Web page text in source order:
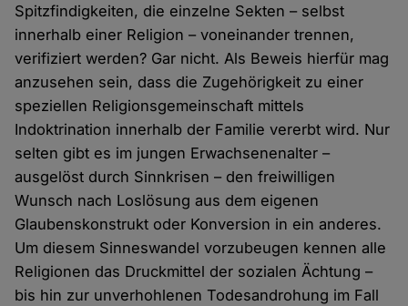
Spitzfindigkeiten, die einzelne Sekten – selbst
innerhalb einer Religion – voneinander trennen,
verifiziert werden? Gar nicht. Als Beweis hierfür mag
anzusehen sein, dass die Zugehörigkeit zu einer
speziellen Religionsgemeinschaft mittels
Indoktrination innerhalb der Familie vererbt wird. Nur
selten gibt es im jungen Erwachsenenalter –
ausgelöst durch Sinnkrisen – den freiwilligen
Wunsch nach Loslösung aus dem eigenen
Glaubenskonstrukt oder Konversion in ein anderes.
Um diesem Sinneswandel vorzubeugen kennen alle
Religionen das Druckmittel der sozialen Ächtung –
bis hin zur unverhohlenen Todesandrohung im Fall